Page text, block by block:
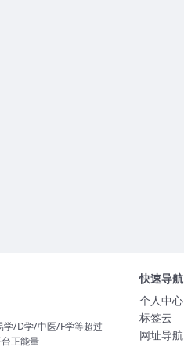
学/D学/中医/F学等超过
正能量
快速导航
个人中心
标签云
网址导航